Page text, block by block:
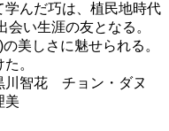
んだ巧は、植民地時代
い生涯の友となる。
美しさに魅せられる。
。
智花 チョン・ダヌ
美